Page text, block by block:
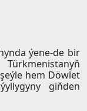
ýene-de bir
hem Döwlet
giňden